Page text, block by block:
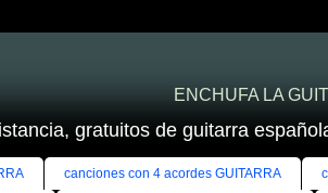
ENCHUFA LA
gratuitos de guitarra
canciones con 4 acordes GUITARRA